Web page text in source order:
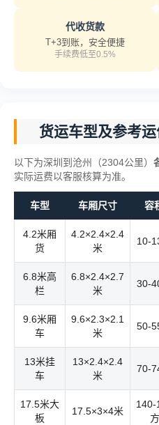
代收货款
T+3到账，安全便捷
手续费低至0.5%
货运车型及参考
以下为深圳到沧州（2304公里）
实际运费以客服核算为准。
车型 车厢尺寸 容
4.2米厢
货
4.2×2.4×2.4
米
10-
6.8米高
栏
6.8×2.4×2.7
米
30-
9.6米厢
车
9.6×2.3×2.1
米
50-
13米挂
车
13×2.4×2.4
米
70-
17.5米大
板
17.5×3×4米
140-
方